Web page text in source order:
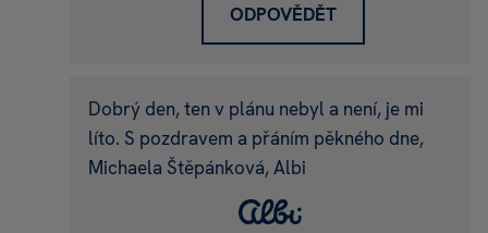
ODPOVĚDĚT
Dobrý den, ten v plánu nebyl a není, je mi
líto. S pozdravem a přáním pěkného dne,
Michaela Štěpánková, Albi